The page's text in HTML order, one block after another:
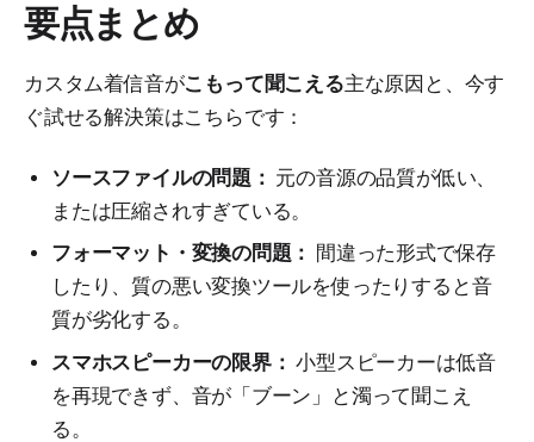
要点まとめ
カスタム着信音がこもって聞こえる主な原因と、今す
ぐ試せる解決策はこちらです：
ソースファイルの問題： 元の音源の品質が低い、
または圧縮されすぎている。
フォーマット・変換の問題：
間違った形式で保存
したり、質の悪い変換ツールを使ったりすると音
質が劣化する。
スマホスピーカーの限界： 小型スピーカーは低音
を再現できず、音が「ブーン」と濁って聞こえ
る。